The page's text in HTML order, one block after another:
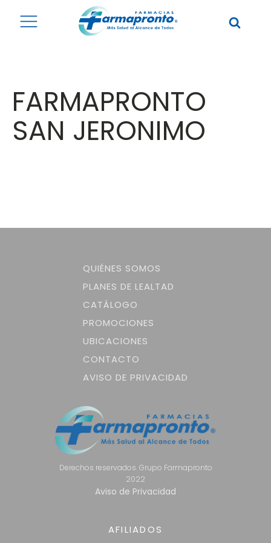
FARMAPRONTO
SAN JERONIMO
QUIÉNES SOMOS
PLANES DE LEALTAD
CATÁLOGO
PROMOCIONES
UBICACIONES
CONTACTO
AVISO DE PRIVACIDAD
Derechos reservados. Grupo Farmapronto
2022
Aviso de Privacidad
AFILIADOS